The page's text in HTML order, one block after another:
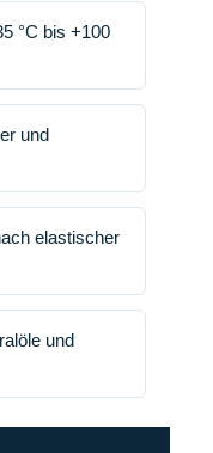
°C bis +100
und
elastischer
und